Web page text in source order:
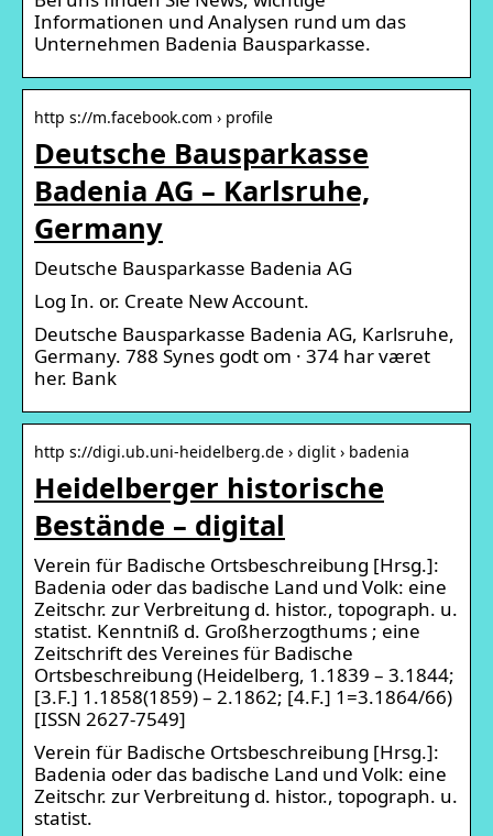
Informationen und Analysen rund um das
Unternehmen Badenia Bausparkasse.
http s://m.facebook.com › profile
Deutsche Bausparkasse
Badenia AG – Karlsruhe,
Germany
Deutsche Bausparkasse Badenia AG
Log In. or. Create New Account.
Deutsche Bausparkasse Badenia AG, Karlsruhe,
Germany. 788 Synes godt om · 374 har været
her. Bank
http s://digi.ub.uni-heidelberg.de › diglit › badenia
Heidelberger historische
Bestände – digital
Verein für Badische Ortsbeschreibung [Hrsg.]:
Badenia oder das badische Land und Volk: eine
Zeitschr. zur Verbreitung d. histor., topograph. u.
statist. Kenntniß d. Großherzogthums ; eine
Zeitschrift des Vereines für Badische
Ortsbeschreibung (Heidelberg, 1.1839 – 3.1844;
[3.F.] 1.1858(1859) – 2.1862; [4.F.] 1=3.1864/66)
[ISSN 2627-7549]
Verein für Badische Ortsbeschreibung [Hrsg.]:
Badenia oder das badische Land und Volk: eine
Zeitschr. zur Verbreitung d. histor., topograph. u.
statist.